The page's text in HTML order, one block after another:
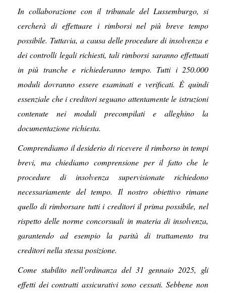
In collaborazione con il tribunale del Lussemburgo, si
cercherà di effettuare i rimborsi nel più breve tempo
possibile. Tuttavia, a causa delle procedure di insolvenza e
dei controlli legali richiesti, tali rimborsi saranno effettuati
in più tranche e richiederanno tempo. Tutti i 250.000
moduli dovranno essere esaminati e verificati. È quindi
essenziale che i creditori seguano attentamente le istruzioni
contenute nei moduli precompilati e alleghino la
documentazione richiesta.
Comprendiamo il desiderio di ricevere il rimborso in tempi
brevi, ma chiediamo comprensione per il fatto che le
procedure di insolvenza supervisionate richiedono
necessariamente del tempo. Il nostro obiettivo rimane
quello di rimborsare tutti i creditori il prima possibile, nel
rispetto delle norme concorsuali in materia di insolvenza,
garantendo ad esempio la parità di trattamento tra
creditori nella stessa posizione.
Come stabilito nell’ordinanza del 31 gennaio 2025, gli
effetti dei contratti assicurativi sono cessati. Sebbene non